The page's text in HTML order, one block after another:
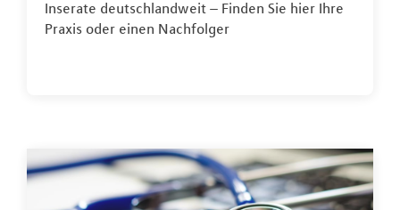
Inserate deutschlandweit – Finden Sie hier Ihre
Praxis oder einen Nachfolger